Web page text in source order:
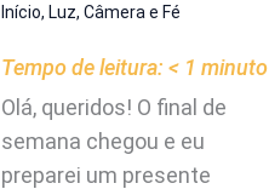
TEM
A
NOS
DIZER?
Início, Luz, Câmera e Fé
Tempo de leitura: < 1 minuto
Olá, queridos! O final de
semana chegou e eu
preparei um presente